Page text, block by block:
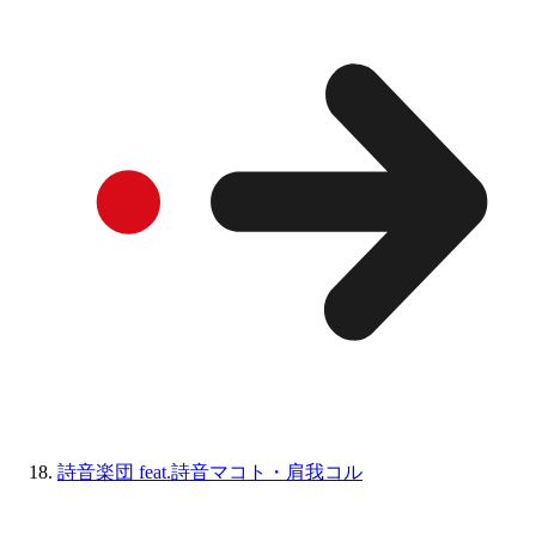
詩音楽団 feat.詩音マコト・肩我コル